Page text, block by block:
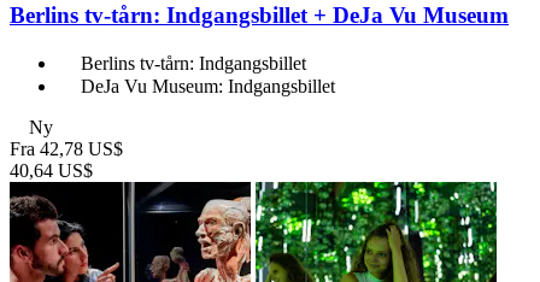
Berlins tv-tårn: Indgangsbillet + DeJa Vu Museum
Berlins tv-tårn: Indgangsbillet
DeJa Vu Museum: Indgangsbillet
Ny
Fra 42,78 US$
40,64 US$